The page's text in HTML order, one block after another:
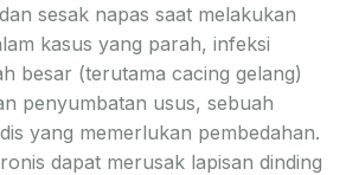
sesak napas saat melakukan
kasus yang parah, infeksi
besar (terutama cacing gelang)
penyumbatan usus, sebuah
yang memerlukan pembedahan.
dapat merusak lapisan dinding